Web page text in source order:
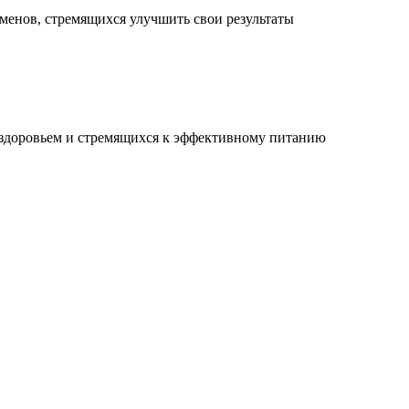
стремящихся улучшить свои результаты
и стремящихся к эффективному питанию